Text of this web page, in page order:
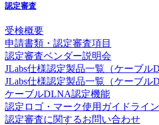
認定審査
受検概要
申請書類・認定審査項目
認定審査ベンダー説明会
JLabs仕様認定製品一覧（ケーブル
JLabs仕様認定製品一覧（ケーブル
ケーブルDLNA認定機能
認定ロゴ・マーク使用ガイドライン
認定審査に関するお問い合わせ